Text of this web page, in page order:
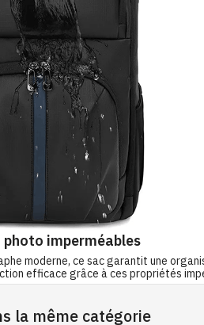
photo imperméables
moderne, ce sac garantit une
efficace grâce à ces propriétés
la même catégorie